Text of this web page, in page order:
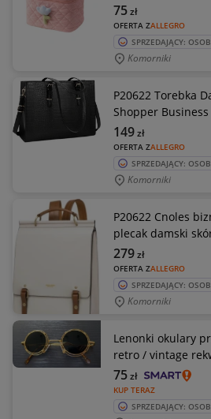
OFERTA ZALLEGRO
75zł
SPRZEDAJĄCY:
Komorniki
P20622 Torebka
Shopper Business
OFERTA ZALLEGRO
149zł
SPRZEDAJĄCY:
Komorniki
P20622 Cnoles
plecak damski
OFERTA ZALLEGRO
279zł
SPRZEDAJĄCY:
Komorniki
Lenonki okulary
retro / vintage
KUP TERAZ
75zł
SPRZEDAJĄCY: